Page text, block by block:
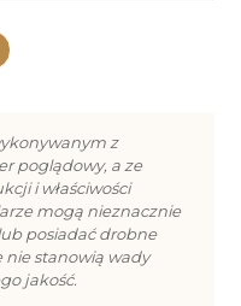
z
poglądowy, a ze
i właściwości
mogą nieznacznie
posiadać drobne
nie stanowią wady
jakość.